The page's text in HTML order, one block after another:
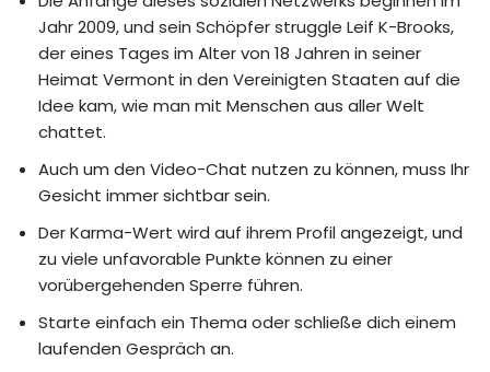
Jahr 2009, und sein Schöpfer struggle Leif K-Brooks,
der eines Tages im Alter von 18 Jahren in seiner
Heimat Vermont in den Vereinigten Staaten auf die
Idee kam, wie man mit Menschen aus aller Welt
chattet.
Auch um den Video-Chat nutzen zu können, muss Ihr
Gesicht immer sichtbar sein.
Der Karma-Wert wird auf ihrem Profil angezeigt, und
zu viele unfavorable Punkte können zu einer
vorübergehenden Sperre führen.
Starte einfach ein Thema oder schließe dich einem
laufenden Gespräch an.